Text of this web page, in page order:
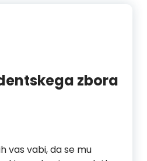
zbora
vas vabi, da se mu